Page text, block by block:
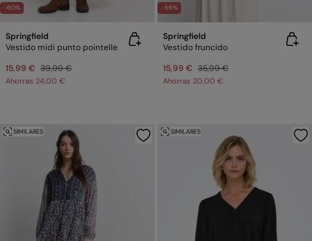
-60%
Springfield
Vestido midi punto pointelle
15,99 € 39,99 €
Ahorras 24,00 €
-56%
Springfield
Vestido fruncido
15,99 € 35,99 €
Ahorras 20,00 €
SIMILARES SIMILARES